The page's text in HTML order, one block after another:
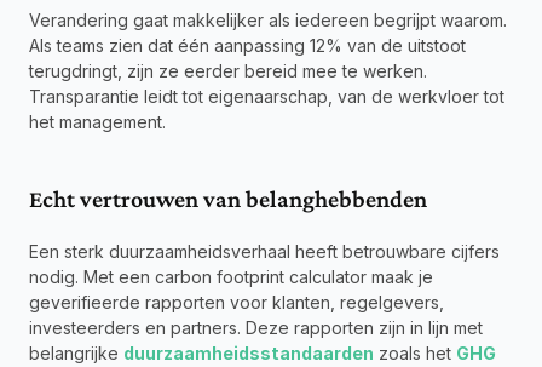
Verandering gaat makkelijker als iedereen begrijpt waarom.
Als teams zien dat één aanpassing 12% van de uitstoot
terugdringt, zijn ze eerder bereid mee te werken.
Transparantie leidt tot eigenaarschap, van de werkvloer tot
het management.
Echt vertrouwen van belanghebbenden
Een sterk duurzaamheidsverhaal heeft betrouwbare cijfers
nodig. Met een carbon footprint calculator maak je
geverifieerde rapporten voor klanten, regelgevers,
investeerders en partners. Deze rapporten zijn in lijn met
belangrijke duurzaamheidsstandaarden zoals het GHG